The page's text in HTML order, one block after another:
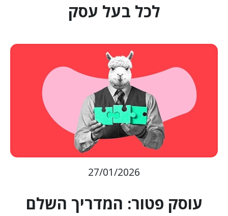
לכל בעל עסק
27/01/2026
עוסק פטור: המדריך השלם